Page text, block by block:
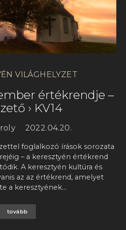
VILÁGHELYZET
értékrendje –
› KV14
2022.04.20.
foglalkozó írások sorozata
– a keresztyén értékrend
A keresztyén kultúra és
az az értékrend, amelyet
a keresztyének…
tovább